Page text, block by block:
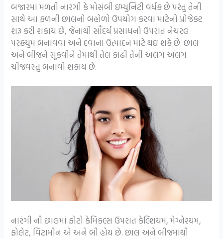
બજારમાં મળતી નારંગી કે મોસંબી ઇમ્યુનિટી વર્ધક છે પરંતુ તેની
સાથે આ ફળની છાલનો બહોળો ઉપયોગ કરવા માટેનો પ્રોજેક્ટ
શરૂ કરી શકાય છે, જેનાથી સૌંદર્ય પ્રસાધનો ઉપરાંત નેચરલ
પરફ્યુમ બનાવવા અને દવાના ઉત્પાદન માટે થઇ શકે છે. છાલ
અને બીજને સૂકવીને તેમાંથી તેલ કાઢી તેની અલગ અલગ
ચીજવસ્તુ બનાવી શકાય છે.
નારંગી ની છાલમાં ફોટો કેમિકલ્સ ઉપરાંત કેલ્શિયમ, મેગ્નેશ્યમ,
ફોલેટ, વિટામીન એ અને બી હોય છે. છાલ અને બીજમાંથી